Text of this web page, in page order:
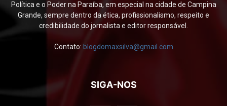
Política e o Poder na Paraíba, em especial na cidade de Campina
Grande, sempre dentro da ética, profissionalismo, respeito e
credibilidade do jornalista e editor responsável.
Contato: blogdomaxsilva@gmail.com
SIGA-NOS